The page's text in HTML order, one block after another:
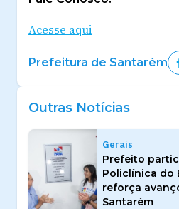
Acesse aqui
Prefeitura de Santarém
Outras Notícias
Gerais
Prefeito
Policlínica do
reforça
Santarém